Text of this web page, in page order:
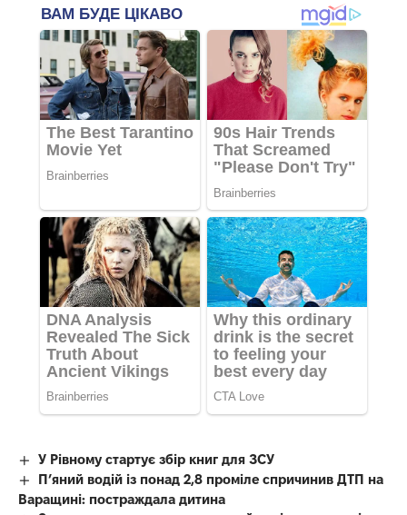
У Рівному стартує збір книг для ЗСУ
П’яний водій із понад 2,8 проміле спричинив ДТП на
Варащині: постраждала дитина